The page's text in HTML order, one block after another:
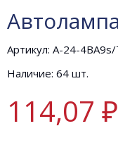
Артикул: А-24-
Наличие: 64 шт.
114,07 ₽